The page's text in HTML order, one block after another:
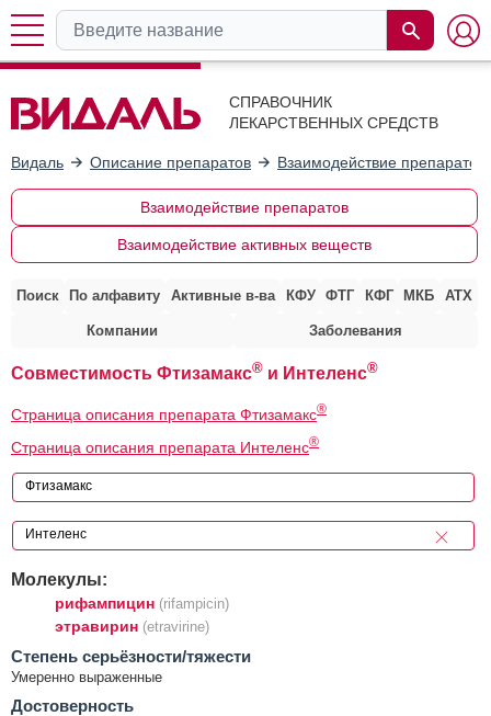
СПРАВОЧНИК
ЛЕКАРСТВЕННЫХ СРЕДСТВ
Видаль Описание препаратов Взаимодействие препаратов
Взаимодействие препаратов
Взаимодействие активных веществ
Поиск По алфавиту Активные в-ва КФУ ФТГ КФГ МКБ АТХ
Компании Заболевания
Совместимость Фтизамакс® и Интеленс®
Страница описания препарата Фтизамакс®
Страница описания препарата Интеленс®
Молекулы:
рифампицин (rifampicin)
этравирин (etravirine)
Cтепень серьёзности/тяжести
Умеренно выраженные
Достоверность